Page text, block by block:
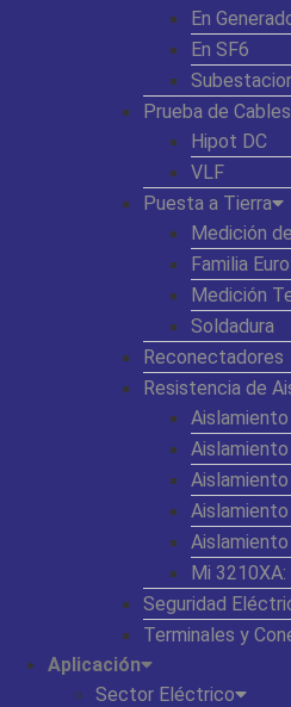
En
En SF6
Prueba de Cables
Hipot DC
VLF
Puesta a Tierra
Medición
Familia
Medición
Soldadura
Reconectadores
Resistencia de
Mi 3210XA:
Seguridad
Terminales y
Aplicación
Sector Eléctrico